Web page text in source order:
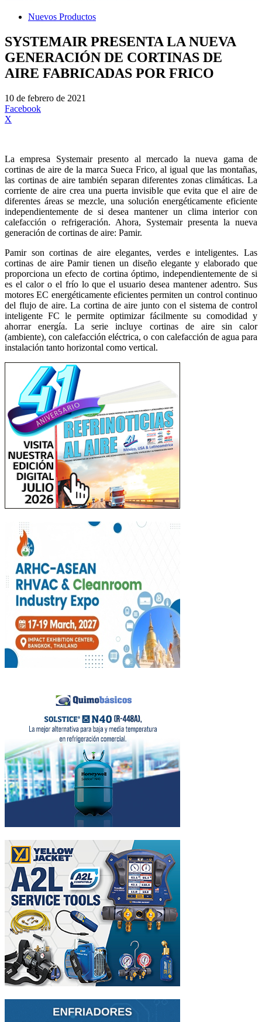
Nuevos Productos
SYSTEMAIR PRESENTA LA NUEVA
GENERACIÓN DE CORTINAS DE
AIRE FABRICADAS POR FRICO
10 de febrero de 2021
Facebook
X
La empresa Systemair presento al mercado la nueva gama de
cortinas de aire de la marca Sueca Frico, al igual que las montañas,
las cortinas de aire también separan diferentes zonas climáticas. La
corriente de aire crea una puerta invisible que evita que el aire de
diferentes áreas se mezcle, una solución energéticamente eficiente
independientemente de si desea mantener un clima interior con
calefacción o refrigeración. Ahora, Systemair presenta la nueva
generación de cortinas de aire: Pamir.
Pamir son cortinas de aire elegantes, verdes e inteligentes. Las
cortinas de aire Pamir tienen un diseño elegante y elaborado que
proporciona un efecto de cortina óptimo, independientemente de si
es el calor o el frío lo que el usuario desea mantener adentro. Sus
motores EC energéticamente eficientes permiten un control continuo
del flujo de aire. La cortina de aire junto con el sistema de control
inteligente FC le permite optimizar fácilmente su comodidad y
ahorrar energía. La serie incluye cortinas de aire sin calor
(ambiente), con calefacción eléctrica, o con calefacción de agua para
instalación tanto horizontal como vertical.